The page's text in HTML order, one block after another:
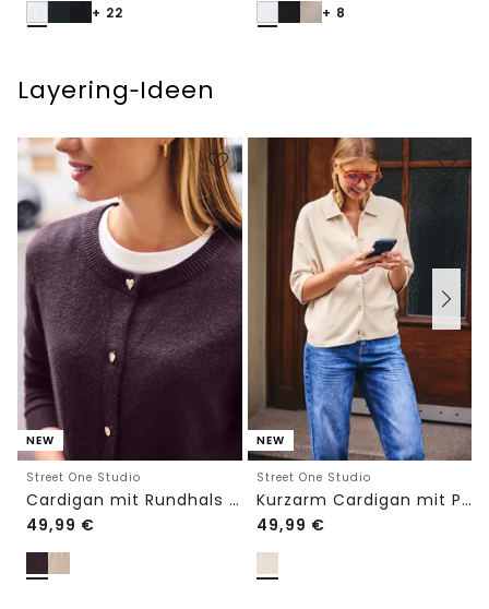
+ 22 + 8
Layering‑Ideen
NEW
Street One Studio
Cardigan mit Rundhals und Knöpfen
49,99 €
NEW
Street One Studio
Kurzarm Cardigan mit Polokragen
49,99 €